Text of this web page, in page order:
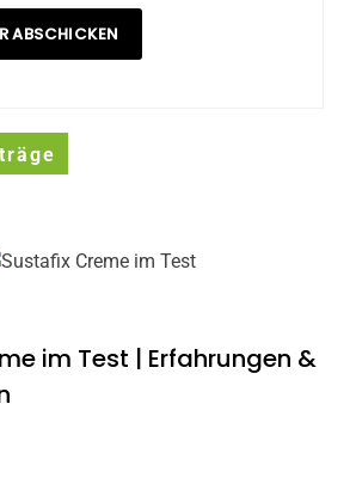
im Test | Erfahrungen &